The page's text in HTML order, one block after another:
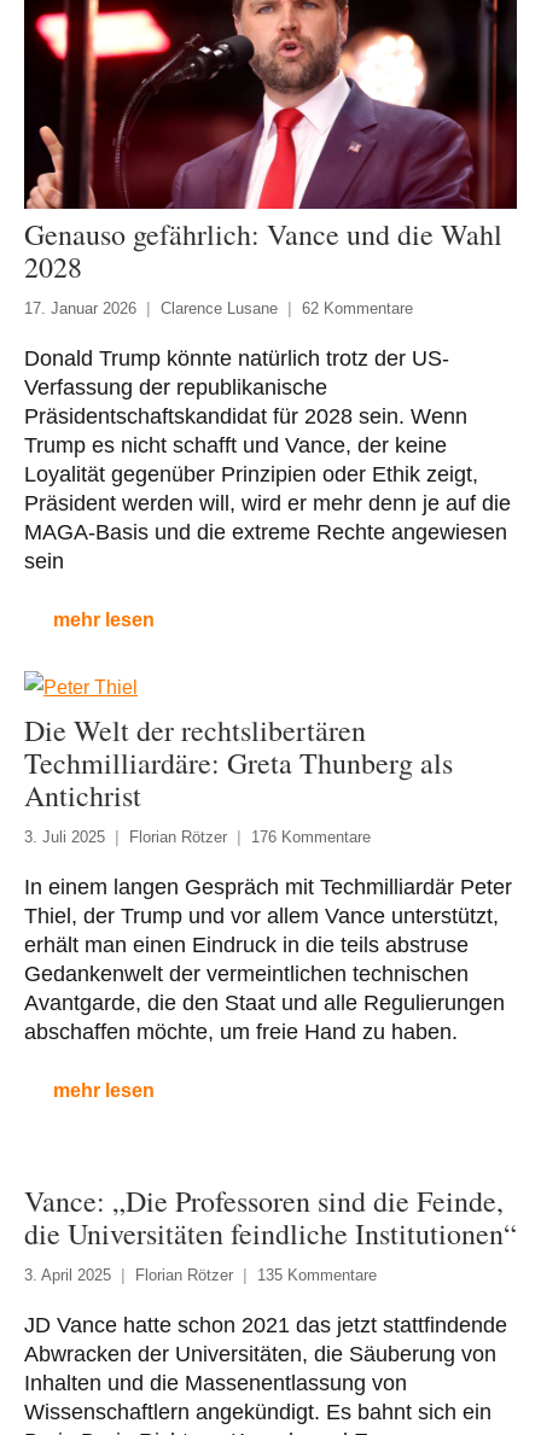
Genauso gefährlich: Vance und die Wahl
2028
17. Januar 2026 Clarence Lusane 62 Kommentare
Donald Trump könnte natürlich trotz der US-
Verfassung der republikanische
Präsidentschaftskandidat für 2028 sein. Wenn
Trump es nicht schafft und Vance, der keine
Loyalität gegenüber Prinzipien oder Ethik zeigt,
Präsident werden will, wird er mehr denn je auf die
MAGA-Basis und die extreme Rechte angewiesen
sein
mehr lesen
Die Welt der rechtslibertären
Techmilliardäre: Greta Thunberg als
Antichrist
3. Juli 2025 Florian Rötzer 176 Kommentare
In einem langen Gespräch mit Techmilliardär Peter
Thiel, der Trump und vor allem Vance unterstützt,
erhält man einen Eindruck in die teils abstruse
Gedankenwelt der vermeintlichen technischen
Avantgarde, die den Staat und alle Regulierungen
abschaffen möchte, um freie Hand zu haben.
mehr lesen
Vance: „Die Professoren sind die Feinde,
die Universitäten feindliche Institutionen“
3. April 2025 Florian Rötzer 135 Kommentare
JD Vance hatte schon 2021 das jetzt stattfindende
Abwracken der Universitäten, die Säuberung von
Inhalten und die Massenentlassung von
Wissenschaftlern angekündigt. Es bahnt sich ein